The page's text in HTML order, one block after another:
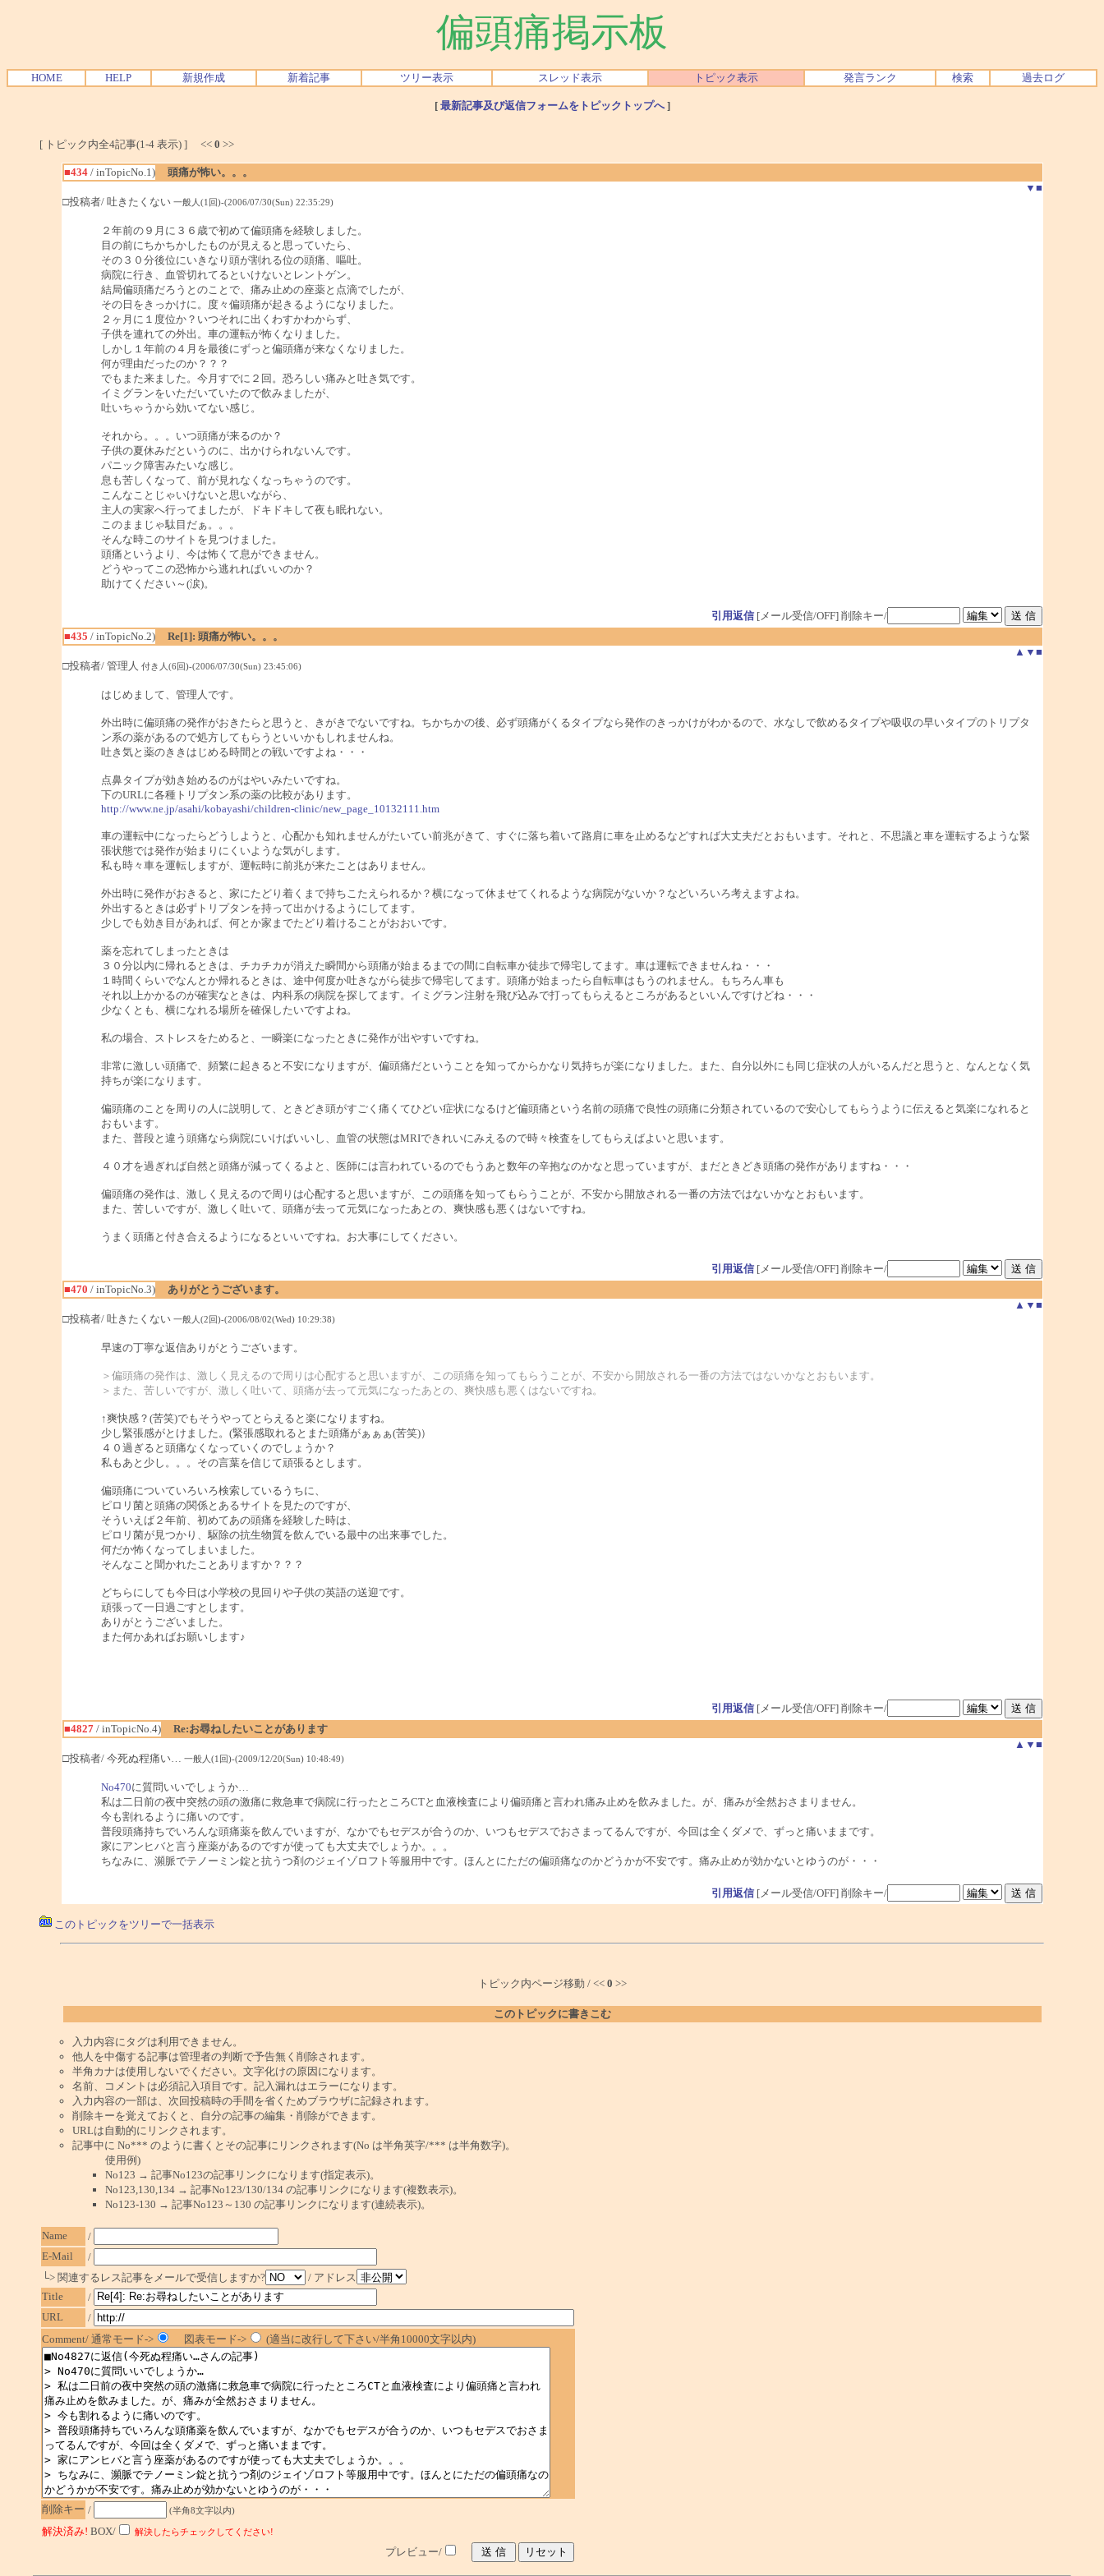
偏頭痛掲示板
HOME HELP 新規作成 新着記事 ツリー表示 スレッド表示 トピック表示 発言ランク 検索 過去ログ
[ 最新記事及び返信フォームをトピックトップへ]
[ トピック内全4記事(1-4 表示) ] << 0 >>
■434/ inTopicNo.1)
頭痛が怖い。。。
▼ ■
□投稿者/ 吐きたくない 一般人(1回)-(2006/07/30(Sun) 22:35:29)
２年前の９月に３６歳で初めて偏頭痛を経験しました。
目の前にちかちかしたものが見えると思っていたら、
その３０分後位にいきなり頭が割れる位の頭痛、嘔吐。
病院に行き、血管切れてるといけないとレントゲン。
結局偏頭痛だろうとのことで、痛み止めの座薬と点滴でしたが、
その日をきっかけに。度々偏頭痛が起きるようになりました。
２ヶ月に１度位か？いつそれに出くわすかわからず、
子供を連れての外出。車の運転が怖くなりました。
しかし１年前の４月を最後にずっと偏頭痛が来なくなりました。
何が理由だったのか？？？
でもまた来ました。今月すでに２回。恐ろしい痛みと吐き気です。
イミグランをいただいていたので飲みましたが、
吐いちゃうから効いてない感じ。
それから。。。いつ頭痛が来るのか？
子供の夏休みだというのに、出かけられないんです。
パニック障害みたいな感じ。
息も苦しくなって、前が見れなくなっちゃうのです。
こんなことじゃいけないと思いながら、
主人の実家へ行ってましたが、ドキドキして夜も眠れない。
このままじゃ駄目だぁ。。。
そんな時このサイトを見つけました。
頭痛というより、今は怖くて息ができません。
どうやってこの恐怖から逃れればいいのか？
助けてください～(涙)。
引用返信[メール受信/OFF] 削除キー/
■435 / inTopicNo.2)
Re[1]: 頭痛が怖い。。。
▲ ▼ ■
□投稿者/ 管理人 付き人(6回)-(2006/07/30(Sun) 23:45:06)
はじめまして、管理人です。
外出時に偏頭痛の発作がおきたらと思うと、きがきでないですね。ちかちかの後、必ず頭痛がくるタイプなら発作のきっかけがわかるので、水なしで飲めるタイプや吸収の早いタイプのトリプタ
ン系の薬があるので処方してもらうといいかもしれませんね。
吐き気と薬のききはじめる時間との戦いですよね・・・
点鼻タイプが効き始めるのがはやいみたいですね。
下のURLに各種トリプタン系の薬の比較があります。
http://www.ne.jp/asahi/kobayashi/children-clinic/new_page_10132111.htm
車の運転中になったらどうしようと、心配かも知れませんがたいてい前兆がきて、すぐに落ち着いて路肩に車を止めるなどすれば大丈夫だとおもいます。それと、不思議と車を運転するような緊
張状態では発作が始まりにくいような気がします。
私も時々車を運転しますが、運転時に前兆が来たことはありません。
外出時に発作がおきると、家にたどり着くまで持ちこたえられるか？横になって休ませてくれるような病院がないか？などいろいろ考えますよね。
外出するときは必ずトリプタンを持って出かけるようにしてます。
少しでも効き目があれば、何とか家までたどり着けることがおおいです。
薬を忘れてしまったときは
３０分以内に帰れるときは、チカチカが消えた瞬間から頭痛が始まるまでの間に自転車か徒歩で帰宅してます。車は運転できませんね・・・
１時間くらいでなんとか帰れるときは、途中何度か吐きながら徒歩で帰宅してます。頭痛が始まったら自転車はもうのれません。もちろん車も
それ以上かかるのが確実なときは、内科系の病院を探してます。イミグラン注射を飛び込みで打ってもらえるところがあるといいんですけどね・・・
少なくとも、横になれる場所を確保したいですよね。
私の場合、ストレスをためると、一瞬楽になったときに発作が出やすいですね。
非常に激しい頭痛で、頻繁に起きると不安になりますが、偏頭痛だということを知ってからかなり気持ちが楽になりました。また、自分以外にも同じ症状の人がいるんだと思うと、なんとなく気
持ちが楽になります。
偏頭痛のことを周りの人に説明して、ときどき頭がすごく痛くてひどい症状になるけど偏頭痛という名前の頭痛で良性の頭痛に分類されているので安心してもらうように伝えると気楽になれると
おもいます。
また、普段と違う頭痛なら病院にいけばいいし、血管の状態はMRIできれいにみえるので時々検査をしてもらえばよいと思います。
４０才を過ぎれば自然と頭痛が減ってくるよと、医師には言われているのでもうあと数年の辛抱なのかなと思っていますが、まだときどき頭痛の発作がありますね・・・
偏頭痛の発作は、激しく見えるので周りは心配すると思いますが、この頭痛を知ってもらうことが、不安から開放される一番の方法ではないかなとおもいます。
また、苦しいですが、激しく吐いて、頭痛が去って元気になったあとの、爽快感も悪くはないですね。
うまく頭痛と付き合えるようになるといいですね。お大事にしてください。
引用返信[メール受信/OFF] 削除キー/
■470 / inTopicNo.3)
ありがとうございます。
▲ ▼ ■
□投稿者/ 吐きたくない 一般人(2回)-(2006/08/02(Wed) 10:29:38)
早速の丁寧な返信ありがとうございます。
＞偏頭痛の発作は、激しく見えるので周りは心配すると思いますが、この頭痛を知ってもらうことが、不安から開放される一番の方法ではないかなとおもいます。
＞また、苦しいですが、激しく吐いて、頭痛が去って元気になったあとの、爽快感も悪くはないですね。
↑爽快感？(苦笑)でもそうやってとらえると楽になりますね。
少し緊張感がとけました。(緊張感取れるとまた頭痛がぁぁぁ(苦笑)）
４０過ぎると頭痛なくなっていくのでしょうか？
私もあと少し。。。その言葉を信じて頑張るとします。
偏頭痛についていろいろ検索しているうちに、
ピロリ菌と頭痛の関係とあるサイトを見たのですが、
そういえば２年前、初めてあの頭痛を経験した時は、
ピロリ菌が見つかり、駆除の抗生物質を飲んでいる最中の出来事でした。
何だか怖くなってしまいました。
そんなこと聞かれたことありますか？？？
どちらにしても今日は小学校の見回りや子供の英語の送迎です。
頑張って一日過ごすとします。
ありがとうございました。
また何かあればお願いします♪
引用返信[メール受信/OFF] 削除キー/
■4827/ inTopicNo.4)
Re:お尋ねしたいことがあります
▲ ▼ ■
□投稿者/ 今死ぬ程痛い… 一般人(1回)-(2009/12/20(Sun) 10:48:49)
No470に質問いいでしょうか…
私は二日前の夜中突然の頭の激痛に救急車で病院に行ったところCTと血液検査により偏頭痛と言われ痛み止めを飲みました。が、痛みが全然おさまりません。
今も割れるように痛いのです。
普段頭痛持ちでいろんな頭痛薬を飲んでいますが、なかでもセデスが合うのか、いつもセデスでおさまってるんですが、今回は全くダメで、ずっと痛いままです。
家にアンヒバと言う座薬があるのですが使っても大丈夫でしょうか。。。
ちなみに、瀕脈でテノーミン錠と抗うつ剤のジェイゾロフト等服用中です。ほんとにただの偏頭痛なのかどうかが不安です。痛み止めが効かないとゆうのが・・・
引用返信[メール受信/OFF] 削除キー/
このトピックをツリーで一括表示
トピック内ページ移動 / << 0 >>
このトピックに書きこむ
入力内容にタグは利用できません。
他人を中傷する記事は管理者の判断で予告無く削除されます。
半角カナは使用しないでください。文字化けの原因になります。
名前、コメントは必須記入項目です。記入漏れはエラーになります。
入力内容の一部は、次回投稿時の手間を省くためブラウザに記録されます。
削除キーを覚えておくと、自分の記事の編集・削除ができます。
URLは自動的にリンクされます。
記事中に No*** のように書くとその記事にリンクされます(No は半角英字/*** は半角数字)。
使用例)
No123 → 記事No123の記事リンクになります(指定表示)。
No123,130,134 → 記事No123/130/134 の記事リンクになります(複数表示)。
No123-130 → 記事No123～130 の記事リンクになります(連続表示)。
Name
/
E-Mail
/
└> 関連するレス記事をメールで受信しますか?
/ アドレス
Title
/
URL
/
Comment/ 通常モード->
図表モード-> (適当に改行して下さい/半角10000文字以内)
削除キー / (半角8文字以内)
解決済み! BOX/ 解決したらチェックしてください!
プレビュー/